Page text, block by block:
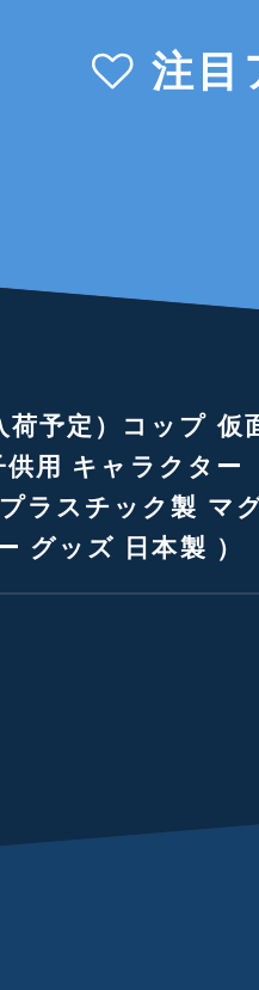
注目
荷予定）コップ 仮
用 キャラクター
ラスチック製 マ
グッズ 日本製 ）